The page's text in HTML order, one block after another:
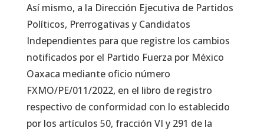
Así mismo, a la Dirección Ejecutiva de Partidos
Políticos, Prerrogativas y Candidatos
Independientes para que registre los cambios
notificados por el Partido Fuerza por México
Oaxaca mediante oficio número
FXMO/PE/011/2022, en el libro de registro
respectivo de conformidad con lo establecido
por los artículos 50, fracción VI y 291 de la